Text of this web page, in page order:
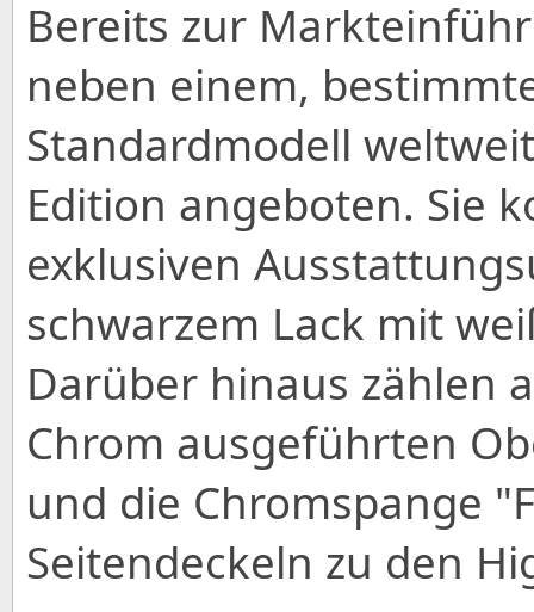
Bereits zur
neben einem,
Standardmodell
Edition angeboten. Sie
exklusiven
schwarzem Lack mit
Darüber hinaus zählen
Chrom ausgeführten
und die Chromspange
Seitendeckeln zu den